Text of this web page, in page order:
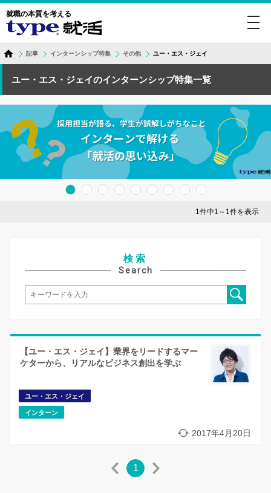
就職の本質を考える
記事 インターンシップ特集 その他 ユー・エス・ジェイ
ユー・エス・ジェイのインターンシップ特集一覧
1件中1～1件を表示
検索
Search
【ユー・エス・ジェイ】業界をリードするマー
ケターから、リアルなビジネス創出を学ぶ
ユー・エス・ジェイ
インターン
2017年4月20日
1